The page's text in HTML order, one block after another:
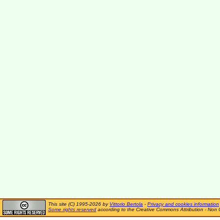
This site (C) 1995-2026 by Vittorio Bertola - Privacy and cookies information
Some rights reserved according to the Creative Commons Attribution - Non